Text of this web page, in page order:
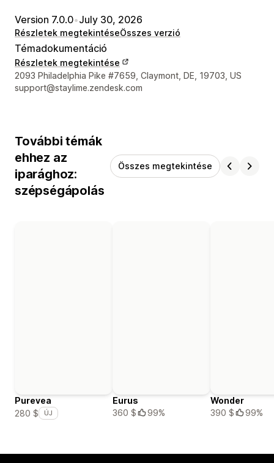
Version 7.0.0•July 30, 2026
Részletek megtekintéseÖsszes verzió
Témadokumentáció
Részletek megtekintése
Dizájner kapcsolattartási adatai
2093 Philadelphia Pike #7659, Claymont, DE, 19703, US
support@staylime.zendesk.com
További témák
ehhez az
iparághoz:
szépségápolás
Összes megtekintése
Purevea
280 $
ÚJ
Eurus
360 $
99%
Wonder
390 $
99%